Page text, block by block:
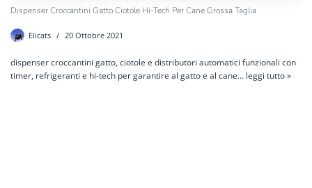
Dispenser Croccantini Gatto Ciotole Hi-Tech Per Cane Grossa Taglia
Elicats 20 Ottobre 2021
dispenser croccantini gatto, ciotole e distributori automatici funzionali con
timer, refrigeranti e hi-tech per garantire al gatto e al cane… leggi tutto »